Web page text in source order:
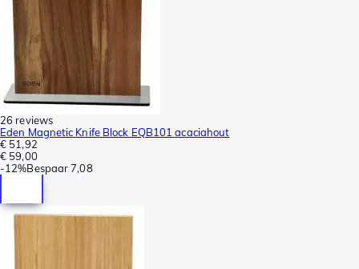
26 reviews
Eden Magnetic Knife Block EQB101 acaciahout
€ 51,92
€ 59,00
-12%Bespaar 7,08